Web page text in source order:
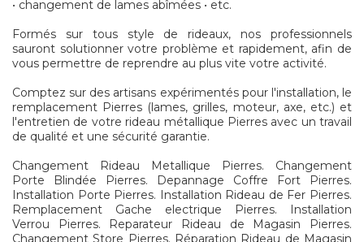
• changement de lames abîmées • etc.
Formés sur tous style de rideaux, nos professionnels
sauront solutionner votre problème et rapidement, afin de
vous permettre de reprendre au plus vite votre activité.
Comptez sur des artisans expérimentés pour l'installation, le
remplacement Pierres (lames, grilles, moteur, axe, etc.) et
l'entretien de votre rideau métallique Pierres avec un travail
de qualité et une sécurité garantie.
Changement Rideau Metallique Pierres. Changement
Porte Blindée Pierres. Depannage Coffre Fort Pierres.
Installation Porte Pierres. Installation Rideau de Fer Pierres.
Remplacement Gache electrique Pierres. Installation
Verrou Pierres. Reparateur Rideau de Magasin Pierres.
Changement Store Pierres. Réparation Rideau de Magasin